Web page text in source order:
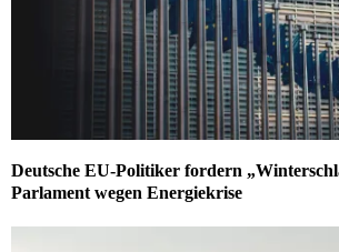
Deutsche EU-Politiker fordern
Parlament wegen Energiekrise